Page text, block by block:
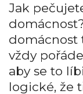
Jak
domácnost
vždy
aby se to
logické, že